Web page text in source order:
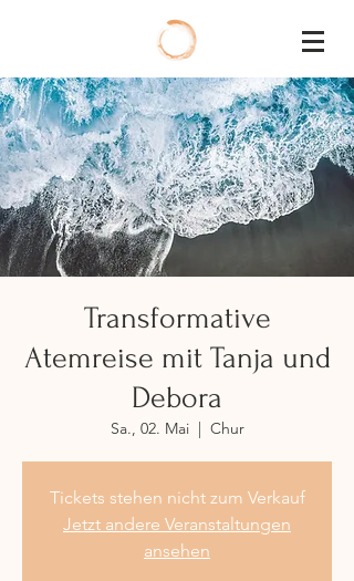
Transformative
Atemreise mit Tanja und
Debora
Sa., 02. Mai
  |
Chur
Tickets stehen nicht zum Verkauf
Jetzt andere Veranstaltungen
ansehen